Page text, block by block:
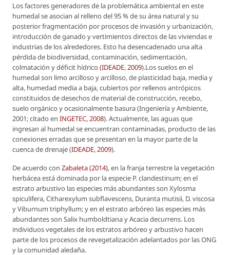
Los factores generadores de la problemática ambiental en este
humedal se asocian al relleno del 95 % de su área natural y su
posterior fragmentación por procesos de invasión y urbanización,
introducción de ganado y vertimientos directos de las viviendas e
industrias de los alrededores. Esto ha desencadenado una alta
pérdida de biodiversidad, contaminación, sedimentación,
colmatación y déficit hídrico (IDEADE, 2009).Los suelos en el
humedal son limo arcilloso y arcilloso, de plasticidad baja, media y
alta, humedad media a baja, cubiertos por rellenos antrópicos
constituidos de desechos de material de construcción, recebo,
suelo orgánico y ocasionalmente basura (Ingeniería y Ambiente,
2001; citado en INGETEC, 2008). Actualmente, las aguas que
ingresan al humedal se encuentran contaminadas, producto de las
conexiones erradas que se presentan en la mayor parte de la
cuenca de drenaje (IDEADE, 2009).
De acuerdo con Zabaleta (2014), en la franja terrestre la vegetación
herbácea está dominada por la especie P. clandestinum; en el
estrato arbustivo las especies más abundantes son Xylosma
spiculifera,Citharexylum subflavescens, Duranta mutisii, D.viscosa
yViburnum triphyllum; y en el estrato arbóreo las especies más
abundantes son Salix humboldtianayAcaciadecurrens. Los
individuos vegetales de los estratos arbóreo y arbustivo hacen
parte de los procesos de revegetalización adelantados por las ONG
y la comunidad aledaña.